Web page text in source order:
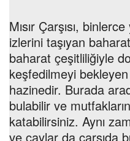
Mısır Çarşısı,
izlerini taşıyan
baharat çeşitliliğiyle
keşfedilmeyi
hazinedir. Burada
bulabilir ve
katabilirsiniz. Aynı
ve çaylar da çarşıda